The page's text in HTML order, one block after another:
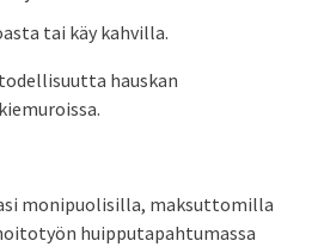
tai käy kahvilla.
hauskan
monipuolisilla, maksuttomilla
huipputapahtumassa